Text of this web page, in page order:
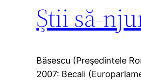
Ştii să-
Băsescu (Preşedintele
2007: Becali